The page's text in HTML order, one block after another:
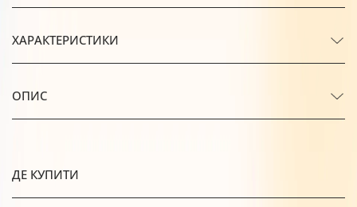
ХАРАКТЕРИСТИКИ
ОПИС
ДЕ КУПИТИ